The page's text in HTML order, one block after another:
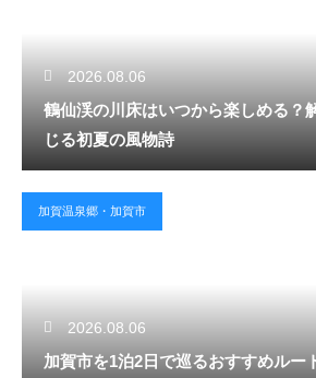
2026.08.06
鶴仙渓の川床はいつから楽しめる？
じる初夏の風物詩
加賀温泉郷・加賀市
2026.08.06
加賀市を1泊2日で巡るおすすめルー